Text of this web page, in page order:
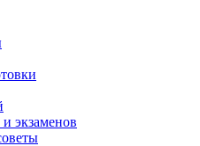
и экзаменов